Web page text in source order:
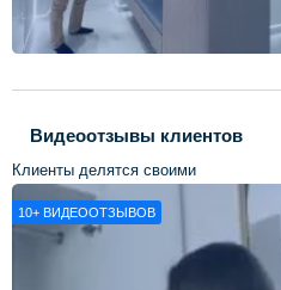
Видеоотзывы клиентов
Клиенты делятся своими
впечатлениями о нашей работе
10+ ВИДЕООТЗЫВОВ